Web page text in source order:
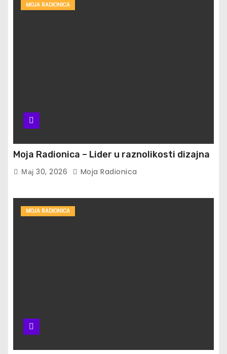
MOJA RADIONICA
Moja Radionica – Lider u raznolikosti dizajna
Мај 30, 2026 Moja Radionica
MOJA RADIONICA